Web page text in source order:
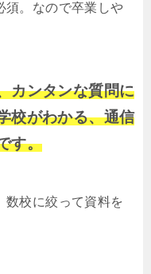
須。なので卒業しや
カンタンな質問に
校がわかる、通信
す。
数校に絞って資料を